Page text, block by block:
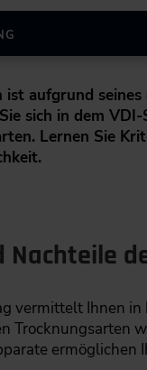
ist aufgrund
sich in dem
Lernen Sie
Nachteile
vermittelt Ihnen
Trocknungsarten
ermöglichen